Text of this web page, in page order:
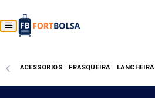
ACESSORIOS FRASQUEIRA LANCHEIRA